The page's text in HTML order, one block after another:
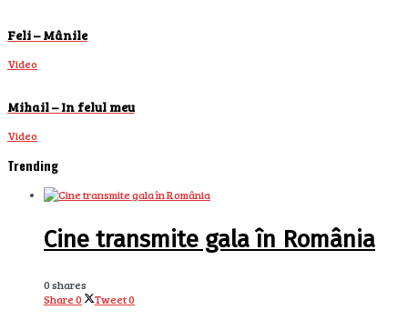
Feli – Mânile
Video
Mihail – In felul meu
Video
Trending
Cine transmite gala în România
0 shares
Share0 Tweet0